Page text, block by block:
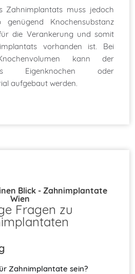
Zahnimplantats muss jedoch
Knochensubstanz
die Verankerung und somit
vorhanden ist. Bei
kann der
Eigenknochen oder
aufgebaut werden.
Blick - Zahnimplantate
Wien
Fragen zu
Zahnimplantate sein?